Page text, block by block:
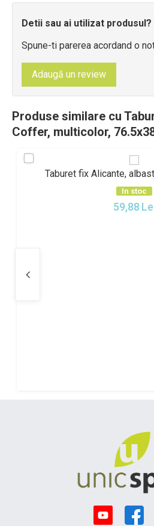
Detii sau ai utilizat produsul?
Spune-ti parerea acordand o
Adaugă un review
Produse similare cu
Coffer, multicolor,
Taburet fix Alicante,
In stoc
59,88